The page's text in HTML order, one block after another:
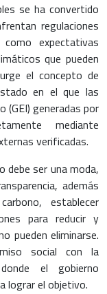
se ha convertido
regulaciones
expectativas
que pueden
el concepto de
en el que las
(GEI) generadas por
mediante
verificadas.
debe ser una moda,
además
establecer
para reducir y
pueden eliminarse.
social con la
el gobierno
lograr el objetivo.